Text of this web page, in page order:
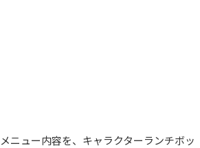
ニュー内容を、キャラクターランチボッ